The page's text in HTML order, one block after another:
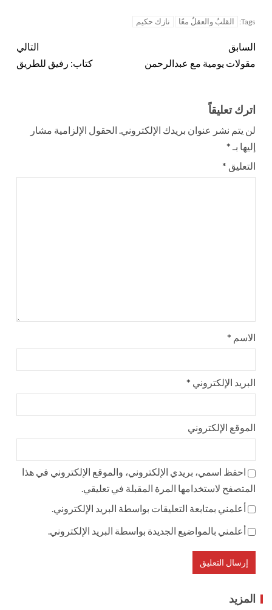
Tags: القلبُ والعقلُ معًا نازك حكيم
السابق
مقولات يومية مع عبدالرحمن
التالي
كتاب: رفيق للطريق
اترك تعليقاً
لن يتم نشر عنوان بريدك الإلكتروني. الحقول الإلزامية مشار
إليها بـ *
التعليق *
الاسم *
البريد الإلكتروني *
الموقع الإلكتروني
احفظ اسمي، بريدي الإلكتروني، والموقع الإلكتروني في هذا
المتصفح لاستخدامها المرة المقبلة في تعليقي.
أعلمني بمتابعة التعليقات بواسطة البريد الإلكتروني.
أعلمني بالمواضيع الجديدة بواسطة البريد الإلكتروني.
المزيد